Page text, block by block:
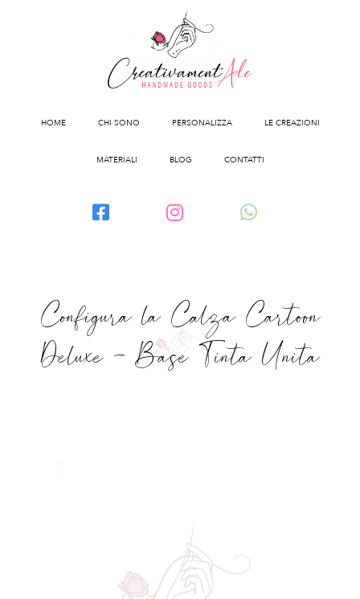
HOME CHI SONO PERSONALIZZA LE CREAZIONI
MATERIALI BLOG CONTATTI
Configura la Calza Cartoon
Deluxe – Base Tinta Unita